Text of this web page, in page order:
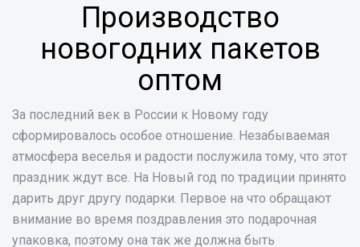
Производство
новогодних пакетов
оптом
За последний век в России к Новому году
сформировалось особое отношение. Незабываемая
атмосфера веселья и радости послужила тому, что этот
праздник ждут все. На Новый год по традиции принято
дарить друг другу подарки. Первое на что обращают
внимание во время поздравления это подарочная
упаковка, поэтому она так же должна быть